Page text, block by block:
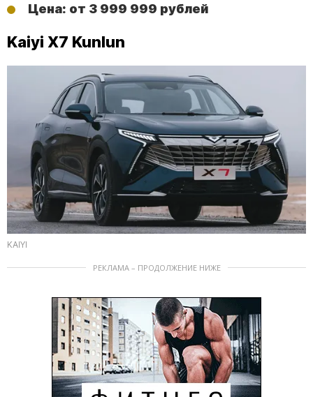
Цена: от 3 999 999 рублей
Kaiyi X7 Kunlun
KAIYI
РЕКЛАМА – ПРОДОЛЖЕНИЕ НИЖЕ